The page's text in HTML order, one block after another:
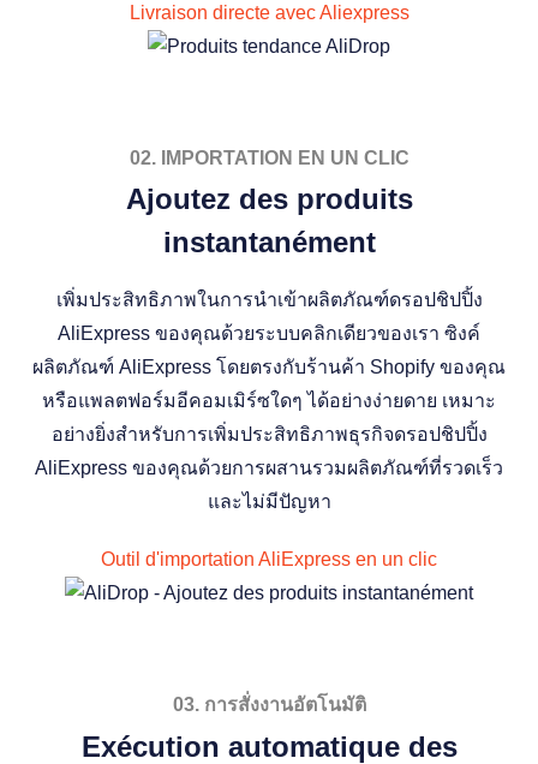
Livraison directe avec Aliexpress
02. IMPORTATION EN UN CLIC
Ajoutez des produits
instantanément
เพิ่มประสิทธิภาพในการนำเข้าผลิตภัณฑ์ดรอปชิปปิ้ง
AliExpress ของคุณด้วยระบบคลิกเดียวของเรา ซิงค์
ผลิตภัณฑ์ AliExpress โดยตรงกับร้านค้า Shopify ของคุณ
หรือแพลตฟอร์มอีคอมเมิร์ซใดๆ ได้อย่างง่ายดาย เหมาะ
อย่างยิ่งสำหรับการเพิ่มประสิทธิภาพธุรกิจดรอปชิปปิ้ง
AliExpress ของคุณด้วยการผสานรวมผลิตภัณฑ์ที่รวดเร็ว
และไม่มีปัญหา
Outil d'importation AliExpress en un clic
03. การสั่งงานอัตโนมัติ
Exécution automatique des